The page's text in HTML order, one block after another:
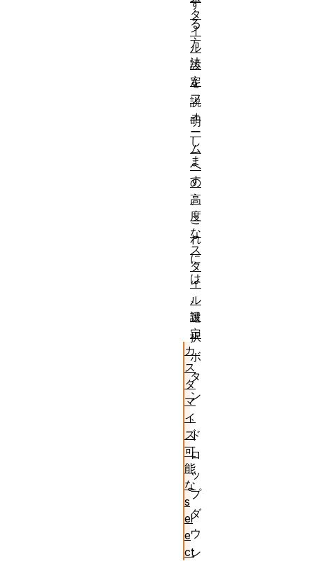
す
る
方
法
を
説
明
し
ま
す
。
こ
れ
に
は
、
選
択
ボ
タ
ン
、
ド
ロ
ッ
プ
ダ
ウ
ン
タ
イ
ル
設
定
フ
ォ
ー
ム
へ
の
高
度
な
ス
タ
イ
ル
設
定
カ
ス
タ
マ
イ
ズ
可
能
な
s
el
e
ct